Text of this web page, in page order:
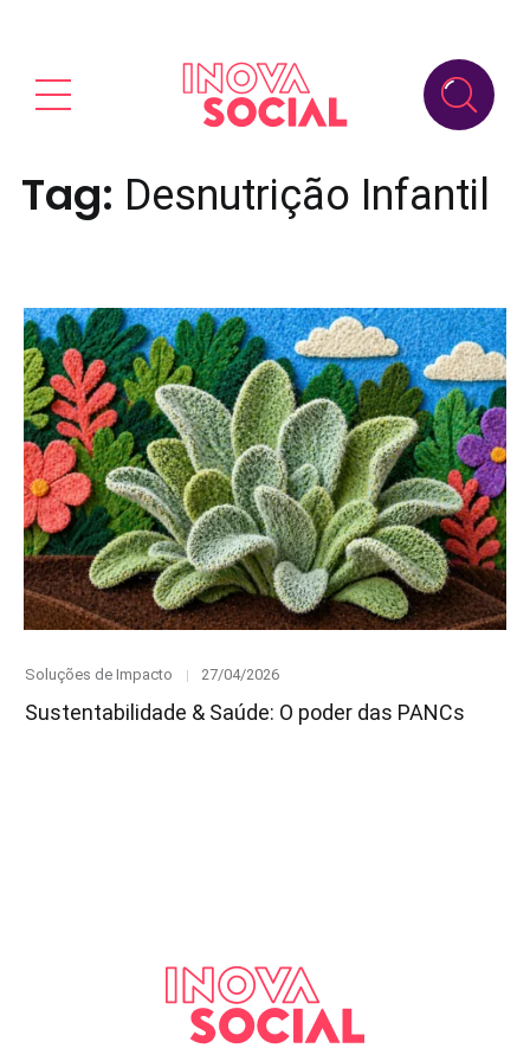
Tag: Desnutrição Infantil
Category
Soluções de Impacto
Posted
27/04/2026
Sustentabilidade & Saúde: O poder das PANCs